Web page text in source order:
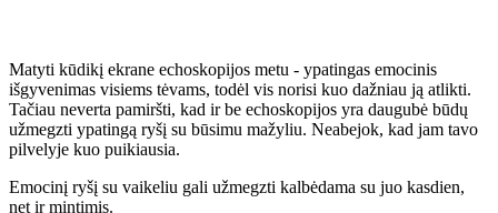
Matyti kūdikį ekrane echoskopijos metu - ypatingas emocinis
išgyvenimas visiems tėvams, todėl vis norisi kuo dažniau ją atlikti.
Tačiau neverta pamiršti, kad ir be echoskopijos yra daugubė būdų
užmegzti ypatingą ryšį su būsimu mažyliu. Neabejok, kad jam tavo
pilvelyje kuo puikiausia.
Emocinį ryšį su vaikeliu gali užmegzti kalbėdama su juo kasdien,
net ir mintimis.